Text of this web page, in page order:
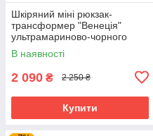
Шкіряний міні рюкзак-
трансформер "Венеція"
ультрамариново-чорного
кольору, 17х19х7 см
В наявності
2 090 ₴ 2 250 ₴
Купити